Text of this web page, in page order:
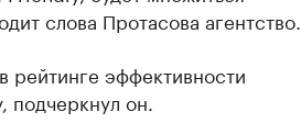
слова Протасова агентство.
рейтинге эффективности
он.